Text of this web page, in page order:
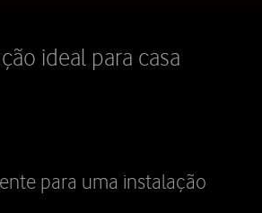
ideal para casa
para uma instalação